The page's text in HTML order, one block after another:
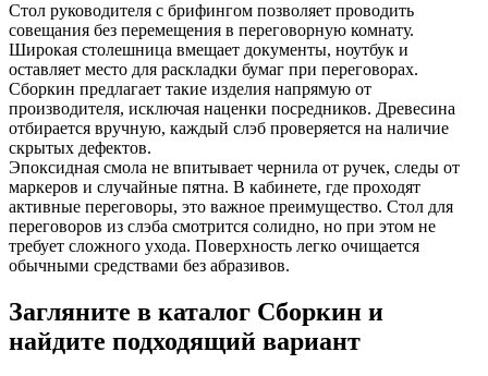
Стол руководителя с брифингом позволяет проводить
совещания без перемещения в переговорную комнату.
Широкая столешница вмещает документы, ноутбук и
оставляет место для раскладки бумаг при переговорах.
Сборкин предлагает такие изделия напрямую от
производителя, исключая наценки посредников. Древесина
отбирается вручную, каждый слэб проверяется на наличие
скрытых дефектов.
Эпоксидная смола не впитывает чернила от ручек, следы от
маркеров и случайные пятна. В кабинете, где проходят
активные переговоры, это важное преимущество. Стол для
переговоров из слэба смотрится солидно, но при этом не
требует сложного ухода. Поверхность легко очищается
обычными средствами без абразивов.
Загляните в каталог Сборкин и
найдите подходящий вариант